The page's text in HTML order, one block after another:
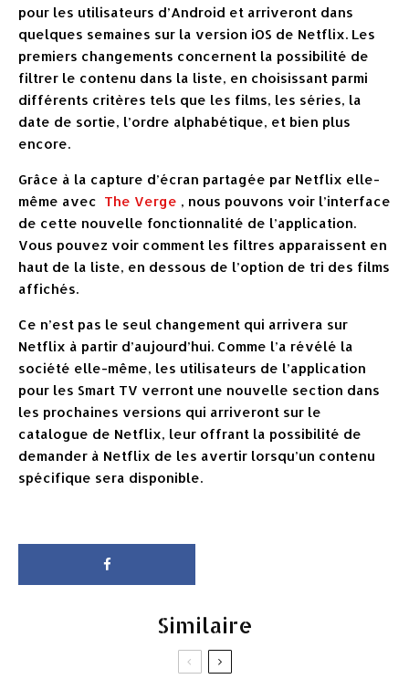
pour les utilisateurs d’Android et arriveront dans
quelques semaines sur la version iOS de Netflix. Les
premiers changements concernent la possibilité de
filtrer le contenu dans la liste, en choisissant parmi
différents critères tels que les films, les séries, la
date de sortie, l’ordre alphabétique, et bien plus
encore.
Grâce à la capture d’écran partagée par Netflix elle-
même avec The Verge , nous pouvons voir l’interface
de cette nouvelle fonctionnalité de l’application.
Vous pouvez voir comment les filtres apparaissent en
haut de la liste, en dessous de l’option de tri des films
affichés.
Ce n’est pas le seul changement qui arrivera sur
Netflix à partir d’aujourd’hui. Comme l’a révélé la
société elle-même, les utilisateurs de l’application
pour les Smart TV verront une nouvelle section dans
les prochaines versions qui arriveront sur le
catalogue de Netflix, leur offrant la possibilité de
demander à Netflix de les avertir lorsqu’un contenu
spécifique sera disponible.
Similaire